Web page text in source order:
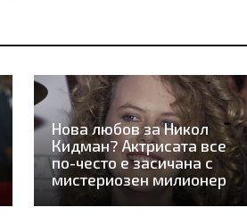
Нова любов за Никол
Кидман? Актрисата все
по-често е засичана с
мистериозен милионер